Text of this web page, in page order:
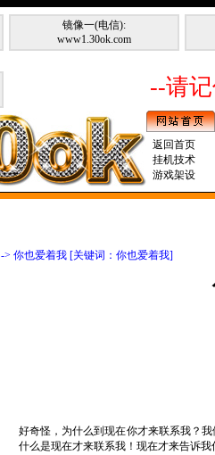
镜像一(电信):
www1.30ok.com
--请
返回首页
挂机技术
游戏架设
-> 你也爱着我 [关键词：你也爱着我]
好奇怪，为什么到现在你才来联系我？
什么是现在才来联系我！现在才来告诉